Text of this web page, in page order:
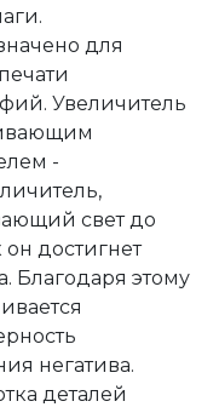
для
Увеличитель
-
свет до
он достигнет
Благодаря этому
негатива.
деталей